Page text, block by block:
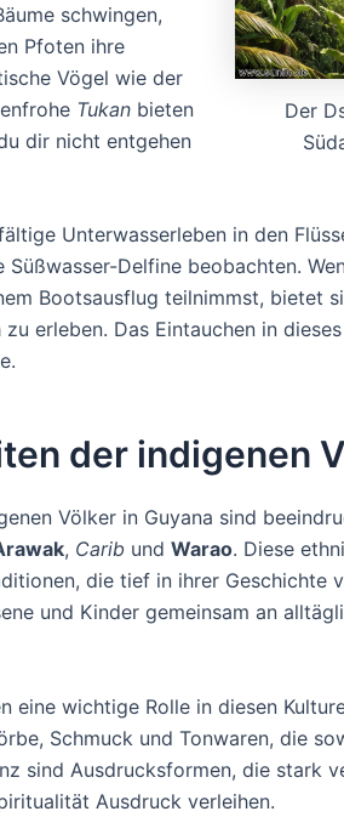
Der
schwingen,
Pfoten ihre
Vögel wie der
Tukan bieten
dir nicht entgehen
Unterwasserleben in den
Delfine beobachten.
Bootsausflug teilnimmst, bietet
erleben. Das Eintauchen in
der indigenen
Völker in Guyana sind
, Carib und Warao. Diese
die tief in ihrer Geschichte
und Kinder gemeinsam an
eine wichtige Rolle in diesen
Schmuck und Tonwaren, die
sind Ausdrucksformen, die stark
Ausdruck verleihen.